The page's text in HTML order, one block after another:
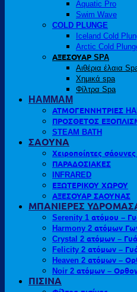
Aquatic Pro
Swim Wave
COLD PLUNGE
Iceland Cold
Arctic Cold
ΑΞΕΣΟΥΑΡ SPA
Αιθέρια έλαια
Χημικά spa
Φίλτρα Spa
HAMMAM
ΑΤΜΟΓΕΝΝΗΤΡΙΕΣ
ΠΡΟΣΘΕΤΟΣ
STEAM BATH
ΣΑΟΥΝΑ
Χειροποίητες
ΠΑΡΑΔΟΣΙΑΚΕΣ
INFRARED
ΕΞΩΤΕΡΙΚΟΥ ΧΩΡΟΥ
ΑΞΕΣΟΥΑΡ ΣΑΟΥΝΑΣ
ΜΠΑΝΙΕΡΕΣ
Serenity 1 ατόμου –
Harmony 2 ατόμων
Crystal 2 ατόμων –
Felicity 2 ατόμων –
Heaven 2 ατόμων –
Noir 2 ατόμων –
ΠΙΣΙΝΑ